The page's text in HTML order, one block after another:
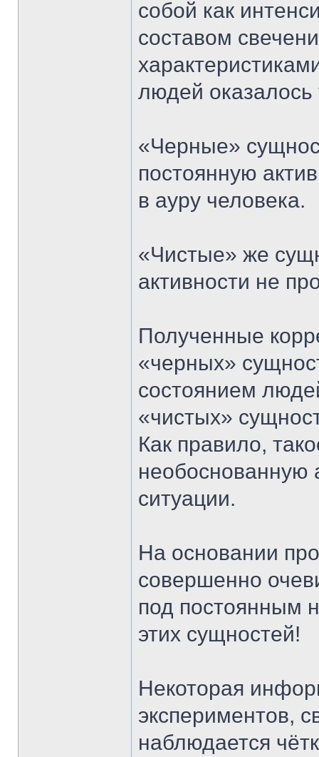
собой как
составом
людей
«Черные»
постоянную
в ауру человека.
«Чистые» же
активности не
Полученные
«черных»
состоянием
«чистых»
Как правило,
необоснованную
ситуации.
На основании
совершенно
под постоянным
этих сущностей!
Некоторая
экспериментов,
наблюдается